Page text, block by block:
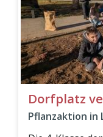
Dorfplatz
Pflanzaktion in